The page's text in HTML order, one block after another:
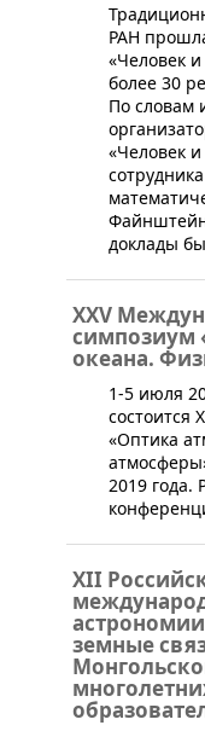
РАН
«Человек
более 30
По словам
«Человек
доклады
XXV
симпозиум
океана.
​1-5 июля
состоится
«Оптика
2019 года.
XII
земные